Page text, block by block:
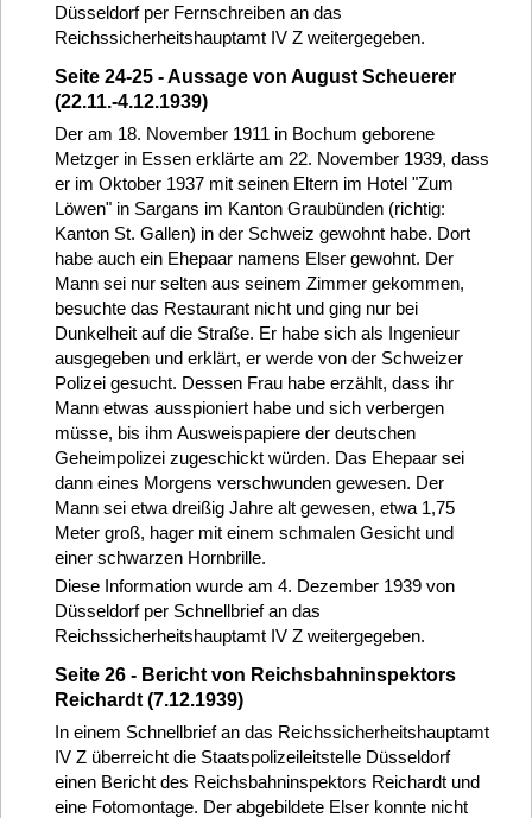
Düsseldorf per Fernschreiben an das
Reichssicherheitshauptamt IV Z weitergegeben.
Seite 24-25 - Aussage von August Scheuerer
(22.11.-4.12.1939)
Der am 18. November 1911 in Bochum geborene
Metzger in Essen erklärte am 22. November 1939, dass
er im Oktober 1937 mit seinen Eltern im Hotel "Zum
Löwen" in Sargans im Kanton Graubünden (richtig:
Kanton St. Gallen) in der Schweiz gewohnt habe. Dort
habe auch ein Ehepaar namens Elser gewohnt. Der
Mann sei nur selten aus seinem Zimmer gekommen,
besuchte das Restaurant nicht und ging nur bei
Dunkelheit auf die Straße. Er habe sich als Ingenieur
ausgegeben und erklärt, er werde von der Schweizer
Polizei gesucht. Dessen Frau habe erzählt, dass ihr
Mann etwas ausspioniert habe und sich verbergen
müsse, bis ihm Ausweispapiere der deutschen
Geheimpolizei zugeschickt würden. Das Ehepaar sei
dann eines Morgens verschwunden gewesen. Der
Mann sei etwa dreißig Jahre alt gewesen, etwa 1,75
Meter groß, hager mit einem schmalen Gesicht und
einer schwarzen Hornbrille.
Diese Information wurde am 4. Dezember 1939 von
Düsseldorf per Schnellbrief an das
Reichssicherheitshauptamt IV Z weitergegeben.
Seite 26 - Bericht von Reichsbahninspektors
Reichardt (7.12.1939)
In einem Schnellbrief an das Reichssicherheitshauptamt
IV Z überreicht die Staatspolizeileitstelle Düsseldorf
einen Bericht des Reichsbahninspektors Reichardt und
eine Fotomontage. Der abgebildete Elser konnte nicht